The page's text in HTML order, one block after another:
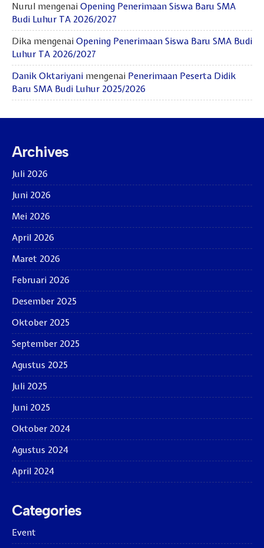
Nurul mengenai Opening Penerimaan Siswa Baru SMA
Budi Luhur TA 2026/2027
Dika mengenai Opening Penerimaan Siswa Baru SMA Budi
Luhur TA 2026/2027
Danik Oktariyani mengenai Penerimaan Peserta Didik
Baru SMA Budi Luhur 2025/2026
Archives
Juli 2026
Juni 2026
Mei 2026
April 2026
Maret 2026
Februari 2026
Desember 2025
Oktober 2025
September 2025
Agustus 2025
Juli 2025
Juni 2025
Oktober 2024
Agustus 2024
April 2024
Categories
Event